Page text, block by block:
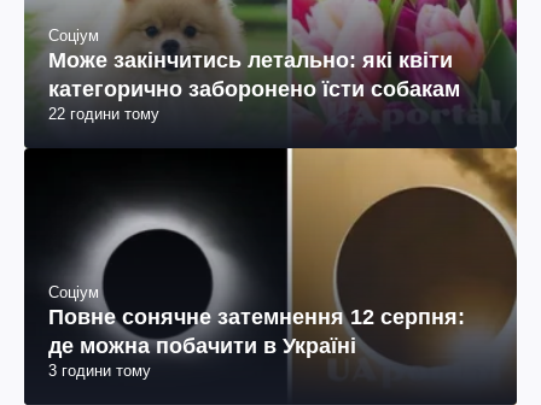
Соціум
Може закінчитись летально: які квіти
категорично заборонено їсти собакам
22 години тому
Соціум
Повне сонячне затемнення 12 серпня:
де можна побачити в Україні
3 години тому